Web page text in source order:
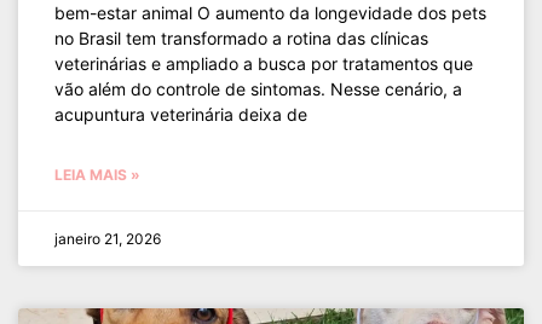
bem-estar animal O aumento da longevidade dos pets
no Brasil tem transformado a rotina das clínicas
veterinárias e ampliado a busca por tratamentos que
vão além do controle de sintomas. Nesse cenário, a
acupuntura veterinária deixa de
LEIA MAIS »
janeiro 21, 2026